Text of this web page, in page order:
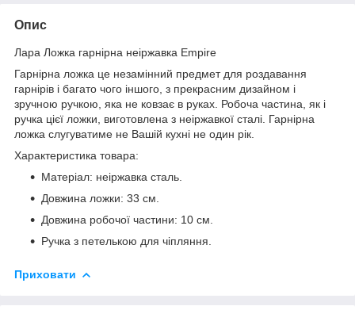
Опис
Лара Ложка гарнірна неіржавка Empire
Гарнірна ложка це незамінний предмет для роздавання
гарнірів і багато чого іншого, з прекрасним дизайном і
зручною ручкою, яка не ковзає в руках. Робоча частина, як і
ручка цієї ложки, виготовлена з неіржавкої сталі. Гарнірна
ложка слугуватиме не Вашій кухні не один рік.
Характеристика товара:
Матеріал: неіржавка сталь.
Довжина ложки: 33 см.
Довжина робочої частини: 10 см.
Ручка з петелькою для чіпляння.
Приховати